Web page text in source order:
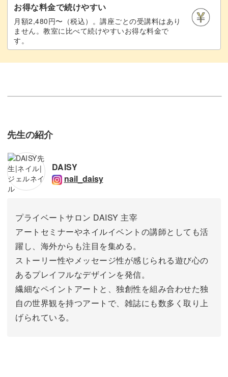
お得な料金で続けやすい
月額2,480円〜（税込）。講座ごとの受講料はあり
ません。教室に比べて続けやすいお得な料金で
す。
先生の紹介
DAISY
nail_daisy
プライベートサロン DAISY 主宰
アートセミナーやネイルイベントの講師としても活
躍し、海外からも注目を集める。
ストーリー性やメッセージ性が感じられる遊び心の
あるプレイフルなデザインを発信。
繊細なペイントアートと、独創性を組み合わせた独
自の世界観を持つアートで、雑誌にも数多く取り上
げられている。